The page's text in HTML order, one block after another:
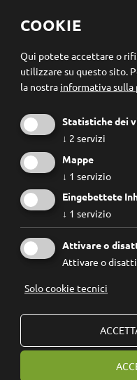
Modificare le impostazioni
Registrazione
© 2026
Fondazione
COOKIE
Qui potete accettare o
utilizzare su questo sito.
la nostra informativa sulla
Statistiche dei
↓ 2 servizi
Mappe
↓ 1 servizio
Eingebettete
↓ 1 servizio
Attivare o
Attivare o
Solo cookie tecnici